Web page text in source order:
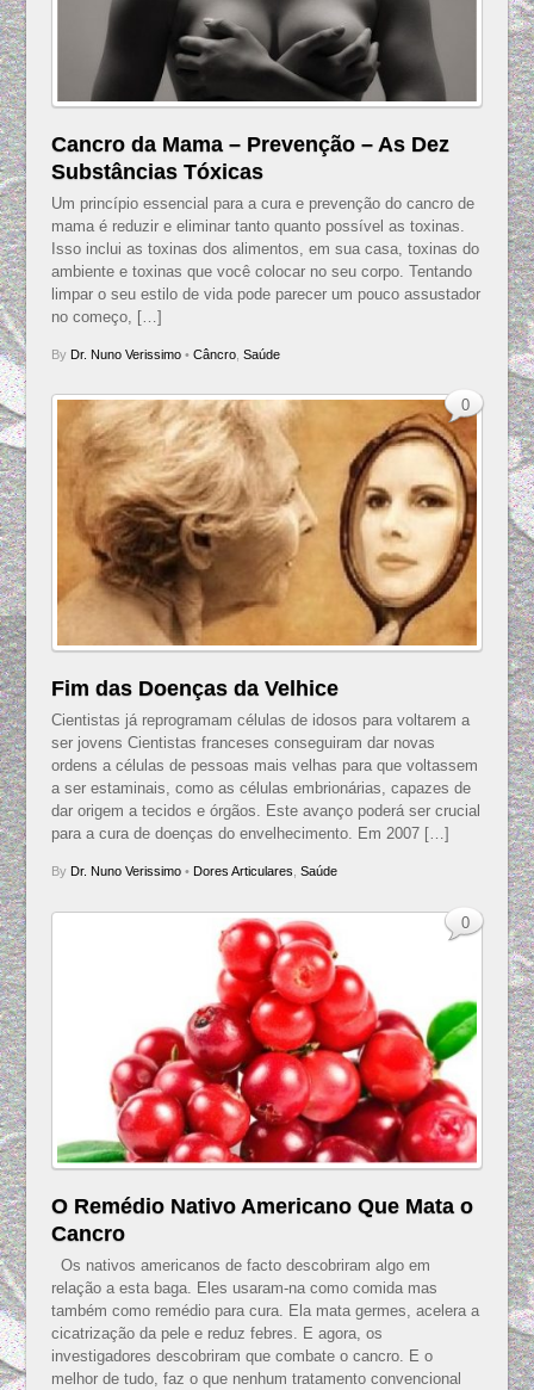
Cancro da Mama – Prevenção – As Dez
Substâncias Tóxicas
Um princípio essencial para a cura e prevenção do cancro de
mama é reduzir e eliminar tanto quanto possível as toxinas.
Isso inclui as toxinas dos alimentos, em sua casa, toxinas do
ambiente e toxinas que você colocar no seu corpo. Tentando
limpar o seu estilo de vida pode parecer um pouco assustador
no começo, […]
By Dr. Nuno Verissimo• Câncro, Saúde
Fim das Doenças da Velhice
Cientistas já reprogramam células de idosos para voltarem a
ser jovens Cientistas franceses conseguiram dar novas
ordens a células de pessoas mais velhas para que voltassem
a ser estaminais, como as células embrionárias, capazes de
dar origem a tecidos e órgãos. Este avanço poderá ser crucial
para a cura de doenças do envelhecimento. Em 2007 […]
By Dr. Nuno Verissimo• Dores Articulares Saúde
0
O Remédio Nativo Americano Que Mata o
Cancro
Os nativos americanos de facto descobriram algo em
relação a esta baga. Eles usaram-na como comida mas
também como remédio para cura. Ela mata germes, acelera a
cicatrização da pele e reduz febres. E agora, os
investigadores descobriram que combate o cancro. E o
melhor de tudo, faz o que nenhum tratamento convencional
0